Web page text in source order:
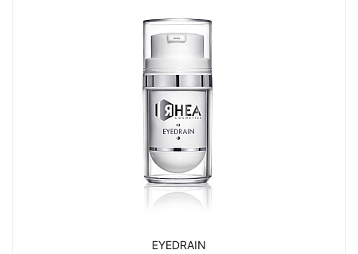
EYEDRAIN